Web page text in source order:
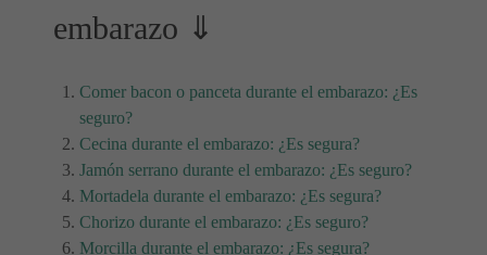
embarazo ⇓
Comer bacon o panceta durante el embarazo: ¿Es
seguro?
Cecina durante el embarazo: ¿Es segura?
Jamón serrano durante el embarazo: ¿Es seguro?
Mortadela durante el embarazo: ¿Es segura?
Chorizo durante el embarazo: ¿Es seguro?
Morcilla durante el embarazo: ¿Es segura?